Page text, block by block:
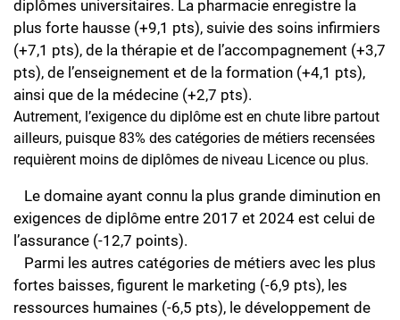
diplômes universitaires. La pharmacie enregistre la
plus forte hausse (+9,1 pts), suivie des soins infirmiers
(+7,1 pts), de la thérapie et de l’accompagnement (+3,7
pts), de l’enseignement et de la formation (+4,1 pts),
ainsi que de la médecine (+2,7 pts).
Autrement, l’exigence du diplôme est en chute libre partout
ailleurs, puisque 83% des catégories de métiers recensées
requièrent moins de diplômes de niveau Licence ou plus.
Le domaine ayant connu la plus grande diminution en
exigences de diplôme entre 2017 et 2024 est celui de
l’assurance (-12,7 points).
Parmi les autres catégories de métiers avec les plus
fortes baisses, figurent le marketing (-6,9 pts), les
ressources humaines (-6,5 pts), le développement de